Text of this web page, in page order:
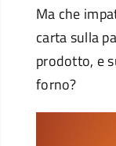
Ma che
carta sulla
prodotto, e
forno?